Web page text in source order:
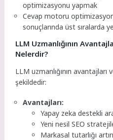
optimizasyonu yapmak
Cevap motoru
sonuçlarında üst sıralarda
LLM Uzmanlığının
Nelerdir?
LLM uzmanlığının avantajları
şekildedir:
Avantajları:
Yapay zeka destekli
Yeni nesil SEO
Markasal tutarlığı